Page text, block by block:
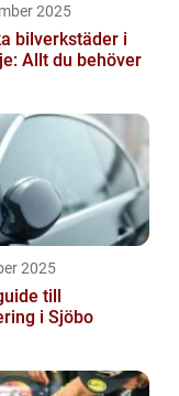
2025
bilverkstäder i
Allt du behöver
2025
till
i Sjöbo